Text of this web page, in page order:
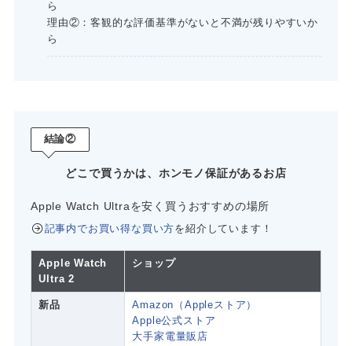
ら
理由②：客観的な評価基準がないと不満が残りやすいか
ら
結論②
どこで買うかは、ホンモノ保証があるお店
Apple Watch Ultraを安く買うおすすめの場所
記事内でお買い得な買い方を紹介しています！
Apple Watch
Ultra 2
ショップ
新品
Amazon（Appleストア）
Apple公式ストア
大手家電量販店